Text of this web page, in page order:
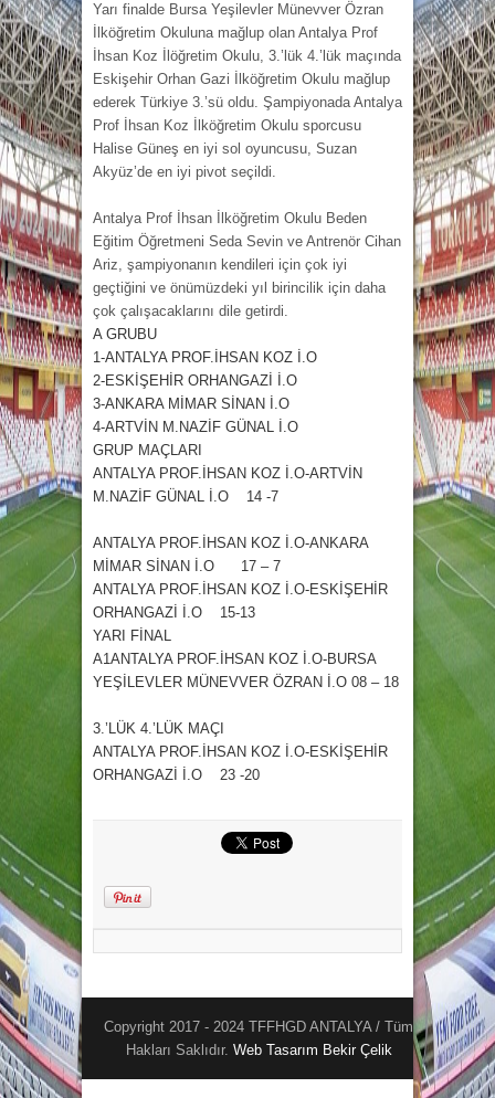
Yarı finalde Bursa Yeşilevler Münevver Özran
İlköğretim Okuluna mağlup olan Antalya Prof
İhsan Koz İlöğretim Okulu, 3.’lük 4.’lük maçında
Eskişehir Orhan Gazi İlköğretim Okulu mağlup
ederek Türkiye 3.’sü oldu. Şampiyonada Antalya
Prof İhsan Koz İlköğretim Okulu sporcusu
Halise Güneş en iyi sol oyuncusu, Suzan
Akyüz’de en iyi pivot seçildi.
Antalya Prof İhsan İlköğretim Okulu Beden
Eğitim Öğretmeni Seda Sevin ve Antrenör Cihan
Ariz, şampiyonanın kendileri için çok iyi
geçtiğini ve önümüzdeki yıl birincilik için daha
çok çalışacaklarını dile getirdi.
A GRUBU
1-ANTALYA PROF.İHSAN KOZ İ.O
2-ESKİŞEHİR ORHANGAZİ İ.O
3-ANKARA MİMAR SİNAN İ.O
4-ARTVİN M.NAZİF GÜNAL İ.O
GRUP MAÇLARI
ANTALYA PROF.İHSAN KOZ İ.O-ARTVİN
M.NAZİF GÜNAL İ.O 14 -7
ANTALYA PROF.İHSAN KOZ İ.O-ANKARA
MİMAR SİNAN İ.O 17 – 7
ANTALYA PROF.İHSAN KOZ İ.O-ESKİŞEHİR
ORHANGAZİ İ.O 15-13
YARI FİNAL
A1ANTALYA PROF.İHSAN KOZ İ.O-BURSA
YEŞİLEVLER MÜNEVVER ÖZRAN İ.O 08 – 18
3.’LÜK 4.’LÜK MAÇI
ANTALYA PROF.İHSAN KOZ İ.O-ESKİŞEHİR
ORHANGAZİ İ.O 23 -20
Copyright 2017 - 2024 TFFHGD ANTALYA / Tüm
Hakları Saklıdır. Web Tasarım Bekir Çelik